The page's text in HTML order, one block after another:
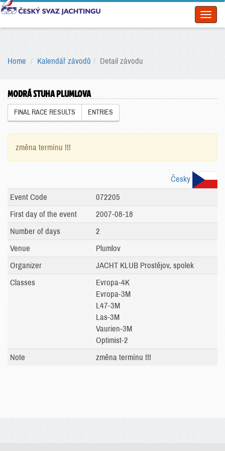
Home Kalendář závodů Detail závodu
MODRÁ STUHA PLUMLOVA
FINAL RACE RESULTS ENTRIES
změna termínu !!!
Česky
Event Code
072205
First day of the event
2007-08-18
Number of days
2
Venue
Plumlov
Organizer
JACHT KLUB Prostějov, spolek
Classes
Evropa-4K
Evropa-3M
L47-3M
Las-3M
Vaurien-3M
Optimist-2
Note
změna termínu !!!